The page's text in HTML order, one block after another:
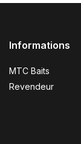
Informations
MTC Baits
Revendeur